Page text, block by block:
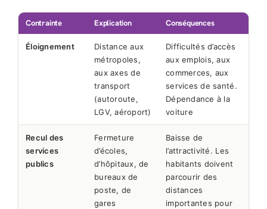
Contrainte Explication Conséquences
Éloignement
Distance aux
métropoles,
aux axes de
transport
(autoroute,
LGV, aéroport)
Difficultés d’accès
aux emplois, aux
commerces, aux
services de santé.
Dépendance à la
voiture
Recul des
services
publics
Fermeture
d’écoles,
d’hôpitaux, de
bureaux de
poste, de
gares
Baisse de
l’attractivité. Les
habitants doivent
parcourir des
distances
importantes pour